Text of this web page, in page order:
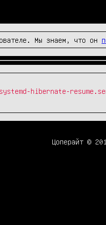
Мы знаем, что он
hibernate-
Цоперайт ©